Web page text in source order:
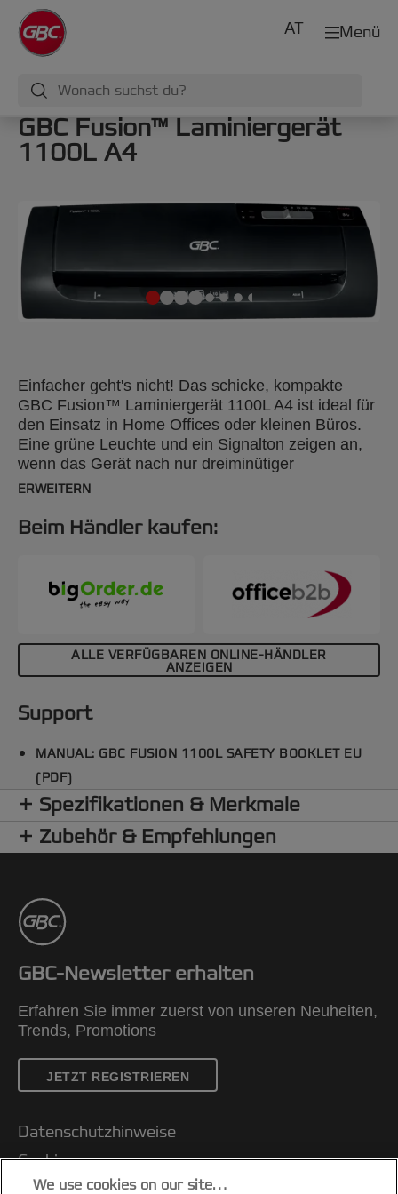
Menü
AT
GBC Fusion™ Laminiergerät
1100L A4
Einfacher geht's nicht! Das schicke, kompakte
GBC Fusion™ Laminiergerät 1100L A4 ist ideal für
den Einsatz in Home Offices oder kleinen Büros.
Eine grüne Leuchte und ein Signalton zeigen an,
wenn das Gerät nach nur dreiminütiger
Aufwärmzeit betriebsbereit ist. Es laminiert mit
in weniger als einer Minute Dokumente vom
Freigabetaste entnommen werden. Eine
Abschaltautomatik reduziert den
ERWEITERN
Beim Händler kaufen:
ALLE VERFÜGBAREN ONLINE-HÄNDLER
ANZEIGEN
Support
MANUAL: GBC FUSION 1100L SAFETY BOOKLET EU
(PDF)
Spezifikationen & Merkmale
Zubehör & Empfehlungen
GBC-Newsletter erhalten
Erfahren Sie immer zuerst von unseren Neuheiten,
Trends, Promotions
JETZT REGISTRIEREN
Datenschutzhinweise
Cookies
Legal Notice
We use cookies on our site…